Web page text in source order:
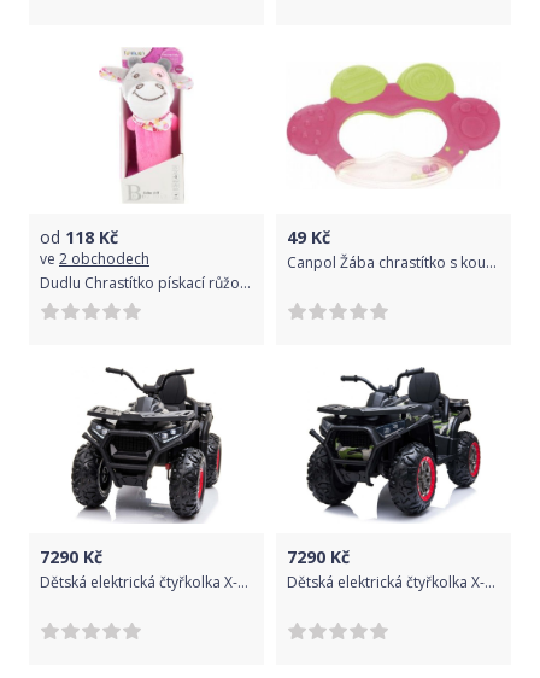
od 118 Kč
ve 2 obchodech
Dudlu Chrastítko pískací růžová kravička
49 Kč
Canpol Žába chrastítko s kousátkem
7290 Kč
Dětská elektrická čtyřkolka X-MAX 607 - černá
7290 Kč
Dětská elektrická čtyřkolka X-MAX 607 - maskáčová